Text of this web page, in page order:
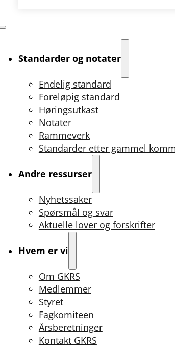
Standarder og notater
Endelig standard
Foreløpig standard
Høringsutkast
Notater
Rammeverk
Standarder etter gammel
Andre ressurser
Nyhetssaker
Spørsmål og svar
Aktuelle lover og forskrifter
Hvem er vi
Om GKRS
Medlemmer
Styret
Fagkomiteen
Årsberetninger
Kontakt GKRS